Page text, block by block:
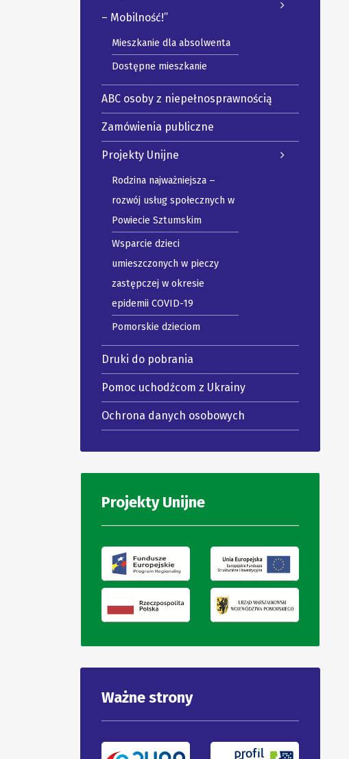
– Mobilność!”
Mieszkanie dla absolwenta
Dostępne mieszkanie
ABC osoby z niepełnosprawnością
Zamówienia publiczne
Projekty Unijne
Rodzina najważniejsza –
rozwój usług społecznych w
Powiecie Sztumskim
Wsparcie dzieci
umieszczonych w pieczy
zastępczej w okresie
epidemii COVID-19
Pomorskie dzieciom
Druki do pobrania
Pomoc uchodźcom z Ukrainy
Ochrona danych osobowych
Projekty Unijne
Ważne strony